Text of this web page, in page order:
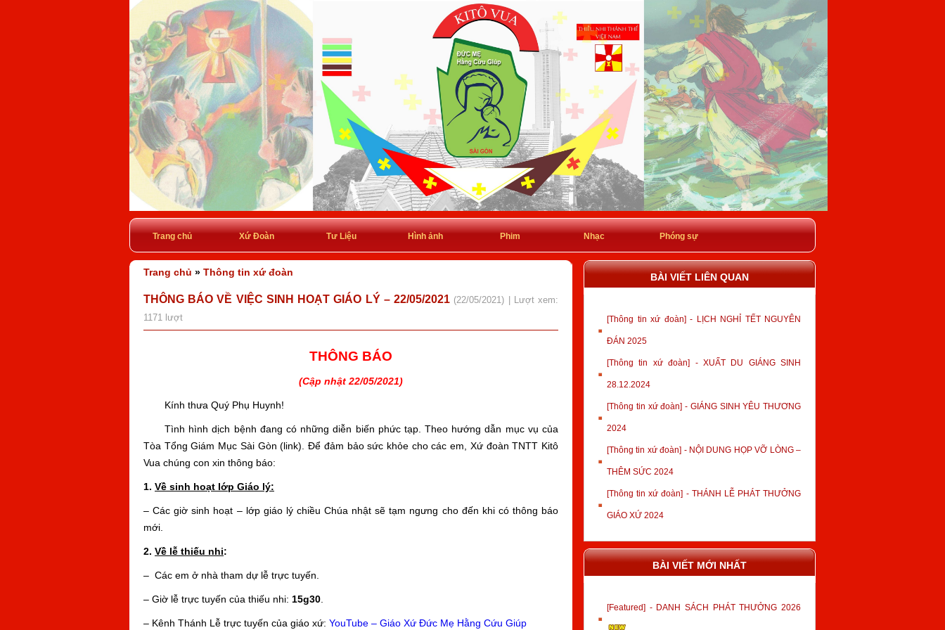
Trang chủ Xứ Đoàn Tư Liệu Hình ảnh Phim Nhạc Phóng sự
Trang chủ » Thông tin xứ đoàn
THÔNG BÁO VỀ VIỆC SINH HOẠT GIÁO LÝ – 22/05/2021 (22/05/2021) | Lượt xem:
1171 lượt
THÔNG BÁO
(Cập nhật 22/05/2021)
Kính thưa Quý Phụ Huynh!
Tình hình dịch bệnh đang có những diễn biến phức tạp. Theo hướng dẫn mục vụ của
Tòa Tổng Giám Mục Sài Gòn (link). Để đảm bảo sức khỏe cho các em, Xứ đoàn TNTT Kitô
Vua chúng con xin thông báo:
1. Về sinh hoạt lớp Giáo lý:
– Các giờ sinh hoạt – lớp giáo lý chiều Chúa nhật sẽ tạm ngưng cho đến khi có thông báo
mới.
2. Về lễ thiếu nhi:
– Các em ở nhà tham dự lễ trực tuyến.
– Giờ lễ trực tuyến của thiếu nhi: 15g30
– Kênh Thánh Lễ trực tuyến của giáo xứ: YouTube – Giáo Xứ Đức Mẹ Hằng Cứu Giúp
BÀI VIẾT LIÊN QUAN
[Thông tin xứ đoàn] - LỊCH NGHỈ TẾT NGUYÊN
ĐÁN 2025
[Thông tin xứ đoàn] - XUẤT DU GIÁNG SINH
28.12.2024
[Thông tin xứ đoàn] - GIÁNG SINH YÊU THƯƠNG
2024
[Thông tin xứ đoàn] - NỘI DUNG HỌP VỠ LÒNG –
THÊM SỨC 2024
[Thông tin xứ đoàn] - THÁNH LỄ PHÁT THƯỞNG
GIÁO XỨ 2024
BÀI VIẾT MỚI NHẤT
[Featured] - DANH SÁCH PHÁT THƯỞNG 2026